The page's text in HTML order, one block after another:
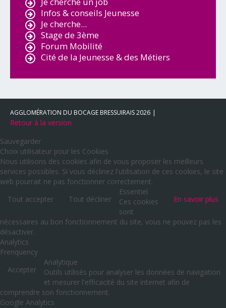
Infos & conseils Jeunesse
Je cherche...
Stage de 3ème
Forum Mobilité
Cité de la Jeunesse & des Métiers
AGGLOMÉRATION DU BOCAGE BRESSUIRAIS2026
Retour à la version
Sauvegarder
Choix utilisateur pour les Cookies
Nous utilisons des cookies afin de vous proposer les meilleurs
services possibles. Si vous déclinez l'utilisation de ces cookies, le site
web pourrait ne pas fonctionner correctement.
Tout accepter
Tout décliner En savoir plus
Essentiel
Ces cookies
sont
nécessaires au bon fonctionnement du site, vous ne pouvez pas les
désactiver.
Analytics
Frenquency
Accepter
Analytique
Outils utilisés pour analyser les données de navigation
et mesurer l'efficacité du site internet afin de
comprendre son fonctionnement.
Google Analytics